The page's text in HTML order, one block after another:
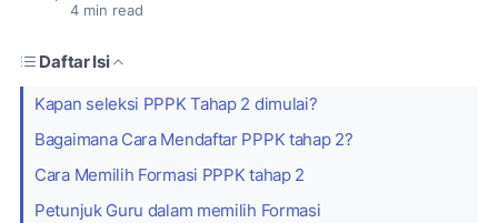
4 min read
Daftar Isi
Kapan seleksi PPPK Tahap 2 dimulai?
Bagaimana Cara Mendaftar PPPK tahap 2?
Cara Memilih Formasi PPPK tahap 2
Petunjuk Guru dalam memilih Formasi